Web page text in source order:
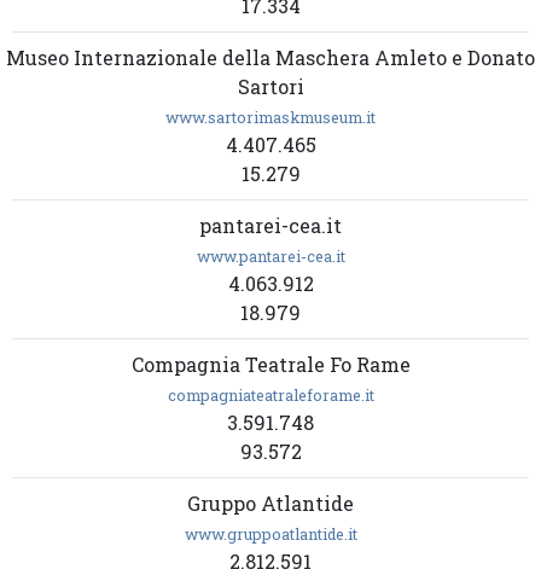
17.334
Museo Internazionale della Maschera Amleto e Donato
Sartori
www.sartorimaskmuseum.it
4.407.465
15.279
pantarei-cea.it
www.pantarei-cea.it
4.063.912
18.979
Compagnia Teatrale Fo Rame
compagniateatraleforame.it
3.591.748
93.572
Gruppo Atlantide
www.gruppoatlantide.it
2.812.591